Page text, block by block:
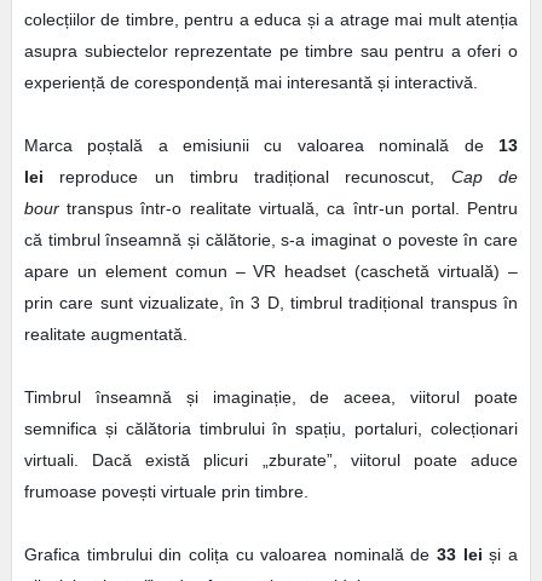
colecțiilor de timbre, pentru a educa și a atrage mai mult atenția
asupra subiectelor reprezentate pe timbre sau pentru a oferi o
experiență de corespondență mai interesantă și interactivă.
Marca poștală a emisiunii cu valoarea nominală de 13
lei reproduce un timbru tradițional recunoscut, Cap de
bourtranspus într-o realitate virtuală, ca într-un portal. Pentru
că timbrul înseamnă și călătorie, s-a imaginat o poveste în care
apare un element comun – VR headset (caschetă virtuală) –
prin care sunt vizualizate, în 3 D, timbrul tradițional transpus în
realitate augmentată.
Timbrul înseamnă și imaginație, de aceea, viitorul poate
semnifica și călătoria timbrului în spațiu, portaluri, colecționari
virtuali. Dacă există plicuri „zburate”, viitorul poate aduce
frumoase povești virtuale prin timbre.
Grafica timbrului din colița cu valoarea nominală de33 lei și a